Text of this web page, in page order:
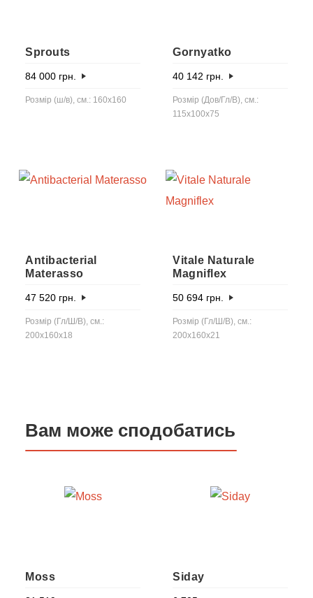
Sprouts
84 000 грн.
Розмір (ш/в), см.: 160x160
Gornyatko
40 142 грн.
Розмір (Дов/Гл/В), см.:
115x100x75
Antibacterial
Materasso
47 520 грн.
Розмір (Гл/Ш/В), см.:
200x160x18
Vitale Naturale
Magniflex
50 694 грн.
Розмір (Гл/Ш/В), см.:
200x160x21
Вам може сподобатись
Moss Siday